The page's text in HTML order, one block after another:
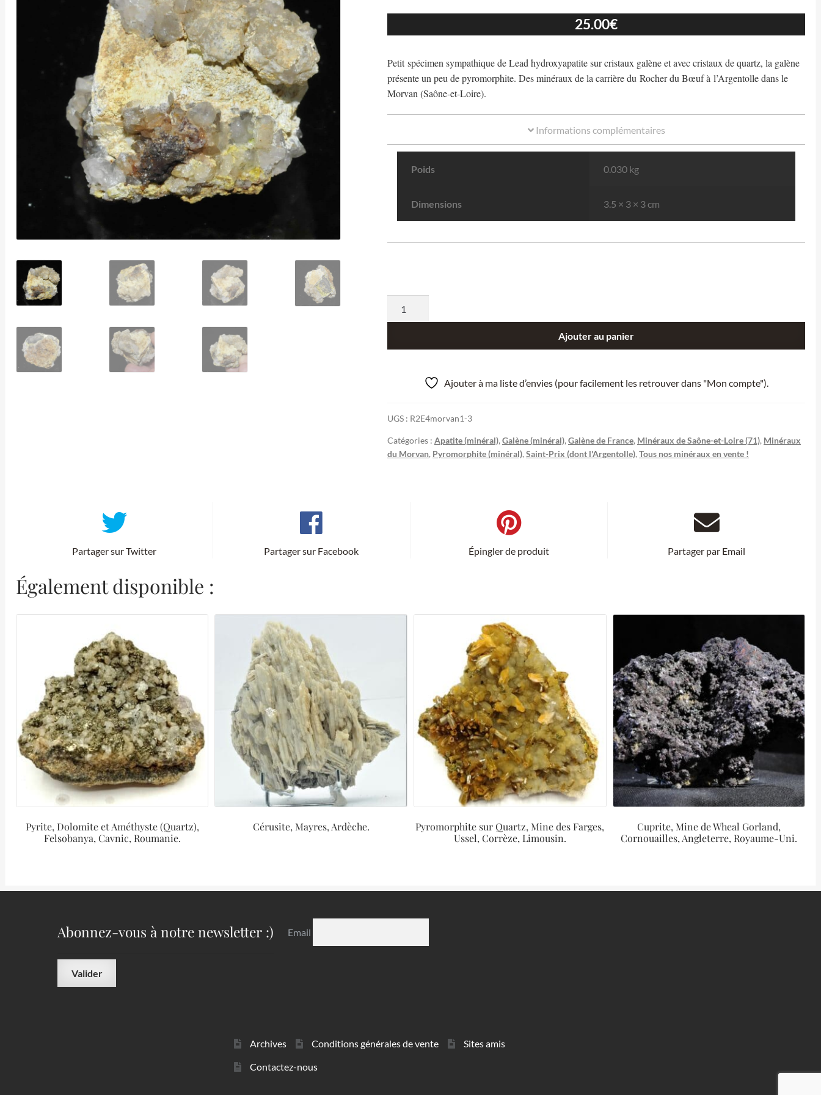
25.00€
Petit spécimen sympathique de Lead hydroxyapatite sur cristaux galène et avec cristaux de quartz, la galène
présente un peu de pyromorphite. Des minéraux de la carrière du Rocher du Bœuf à l’Argentolle dans le
Morvan (Saône-et-Loire).
Informations complémentaires
Poids 0.030 kg
Dimensions 3.5 × 3 × 3 cm
avec
pyromorphite
hydroxyapatite
de
l'Argentolle
Ajouter au panier
Ajouter à ma liste d’envies (pour facilement les retrouver dans "Mon compte").
UGS : R2E4morvan1-3
Catégories : Apatite (minéral), Galène (minéral), Galène de France, Minéraux de Saône-et-Loire (71), Minéraux
du Morvan, Pyromorphite (minéral), Saint-Prix (dont l'Argentolle), Tous nos minéraux en vente !
Partager sur Twitter Partager sur Facebook Épingler de produit Partager par Email
Également disponible :
Pyrite, Dolomite et Améthyste (Quartz),
Felsobanya, Cavnic, Roumanie.
Cérusite, Mayres, Ardèche.
Pyromorphite sur Quartz, Mine des Farges,
Ussel, Corrèze, Limousin.
Cuprite, Mine de Wheal Gorland,
Cornouailles, Angleterre, Royaume-Uni.
Abonnez-vous à notre newsletter :) Email
Archives Conditions générales de vente
Sites amis
Contactez-nous